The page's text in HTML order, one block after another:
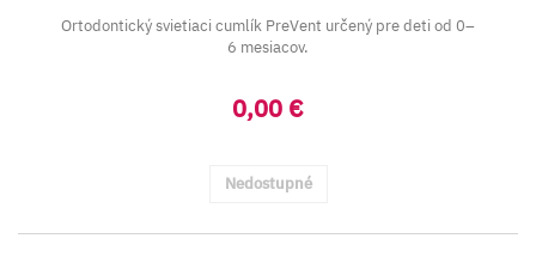
Ortodontický svietiaci cumlík PreVent určený pre deti od 0–
6 mesiacov.
0,00 €
Nedostupné